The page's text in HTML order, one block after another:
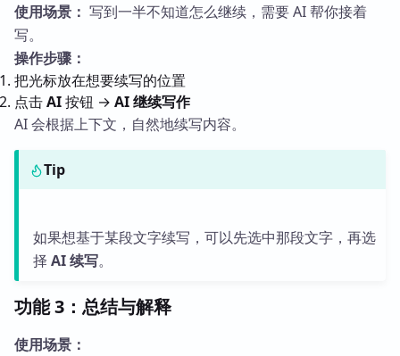
使用场景： 写到一半不知道怎么继续，需要 AI 帮你接着
写。
操作步骤：
把光标放在想要续写的位置
点击AI按钮 → AI 继续写作
AI 会根据上下文，自然地续写内容。
Tip
如果想基于某段文字续写，可以先选中那段文字，再选
择 AI 续写。
功能 3：总结与解释
使用场景：